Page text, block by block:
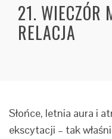
21. WIECZÓR
RELACJA
Słońce, letnia aura i
ekscytacji – tak